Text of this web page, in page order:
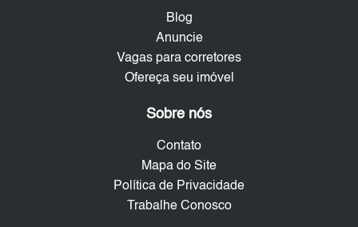
Blog
Anuncie
Vagas para corretores
Ofereça seu imóvel
Sobre nós
Contato
Mapa do Site
Política de Privacidade
Trabalhe Conosco